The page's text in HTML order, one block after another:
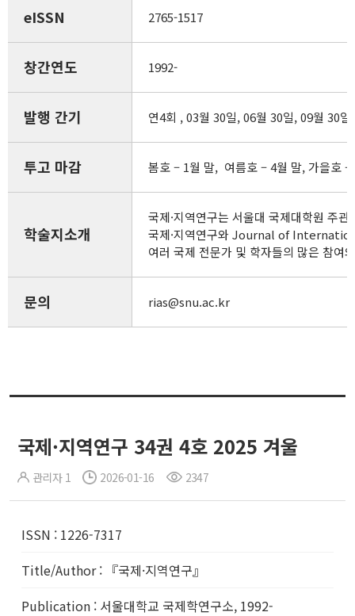
eISSN 2765-1517
창간연도 1992-
발행 간기 연4회 , 03월 30일, 06월 30일, 09월 30
투고 마감 봄호 – 1월 말, 여름호 – 4월 말, 가을호
학술지소개
국제·지역연구는 서울대 국제대학원 주
국제·지역연구와 Journal of
여러 국제 전문가 및 학자들의 많은 참여
문의 rias@snu.ac.kr
국제·지역연구 34권 4호 2025 겨울
관리자 1 2026-01-16 2347
ISSN : 1226-7317
Title/Author: 『국제·지역연구』
Publication : 서울대학교 국제학연구소, 1992-